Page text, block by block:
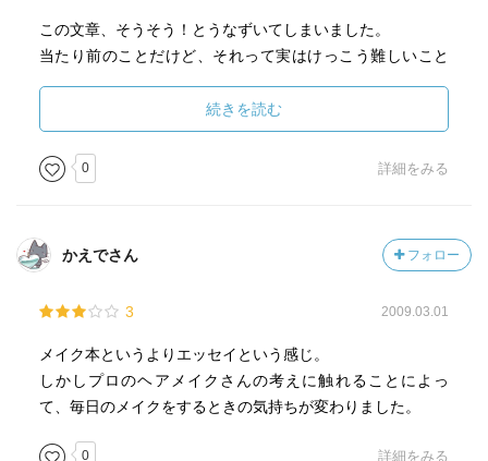
この文章、そうそう！とうなずいてしまいました。
当たり前のことだけど、それって実はけっこう難しいこと
続きを読む
0 詳細をみる
かえでさん フォロー
3 2009.03.01
メイク本というよりエッセイという感じ。
しかしプロのヘアメイクさんの考えに触れることによっ
て、毎日のメイクをするときの気持ちが変わりました。
0 詳細をみる